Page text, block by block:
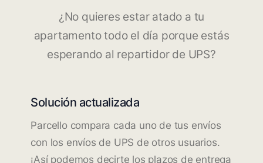
¿No quieres estar atado a tu
apartamento todo el día porque estás
esperando al repartidor de UPS?
Solución actualizada
Parcello compara cada uno de tus envíos
con los envíos de UPS de otros usuarios.
¡Así podemos decirte los plazos de entrega